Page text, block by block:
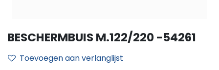
BESCHERMBUIS M.122/220 -54261
Toevoegen aan verlanglijst